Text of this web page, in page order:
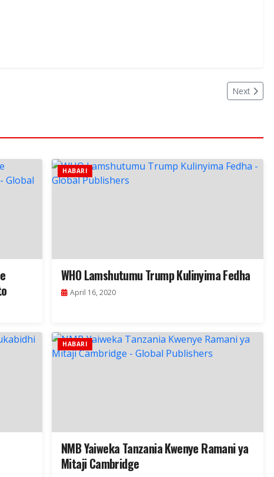
Next
HABARI
WHO Lamshutumu Trump Kulinyima Fedha
April 16, 2020
HABARI
NMB Yaiweka Tanzania Kwenye Ramani ya
Mitaji Cambridge